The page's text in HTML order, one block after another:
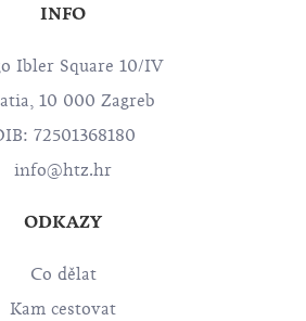
INFO
Ibler Square 10/IV
10 000 Zagreb
72501368180
info@htz.hr
ODKAZY
Co dělat
Kam cestovat